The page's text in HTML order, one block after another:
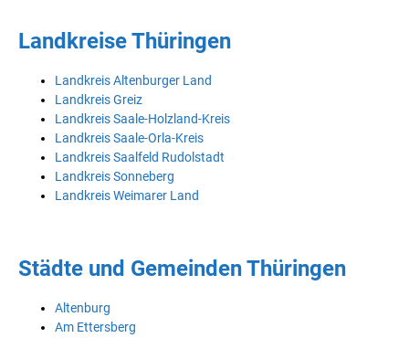
Landkreise Thüringen
Landkreis Altenburger Land
Landkreis Greiz
Landkreis Saale-Holzland-Kreis
Landkreis Saale-Orla-Kreis
Landkreis Saalfeld Rudolstadt
Landkreis Sonneberg
Landkreis Weimarer Land
Städte und Gemeinden Thüringen
Altenburg
Am Ettersberg